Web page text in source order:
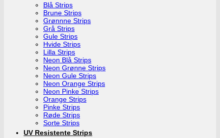
Blå Strips
Brune Strips
Grønnne Strips
Grå Strips
Gule Strips
Hvide Strips
Lilla Strips
Neon Blå Strips
Neon Grønne Strips
Neon Gule Strips
Neon Orange Strips
Neon Pinke Strips
Orange Strips
Pinke Strips
Røde Strips
Sorte Strips
UV Resistente Strips